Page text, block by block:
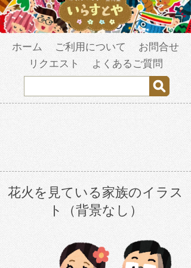
ホーム ご利用について
お問合せ
リクエスト
よくあるご質問
花火を見ている家族のイラス
ト（背景なし）